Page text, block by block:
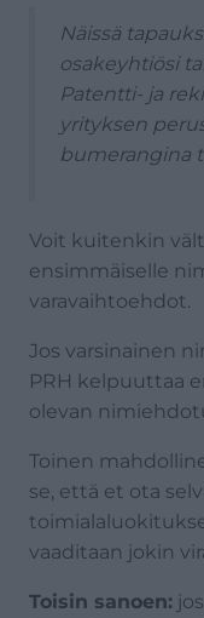
Näissä
osakeyhtiösi
Patentti- ja
yrityksen
bumerangina
Voit kuitenkin
ensimmäiselle
varavaihtoehdot.
Jos varsinainen
PRH kelpuuttaa
olevan
Toinen
se, että et ota
vaaditaan jokin
Toisin sanoen: